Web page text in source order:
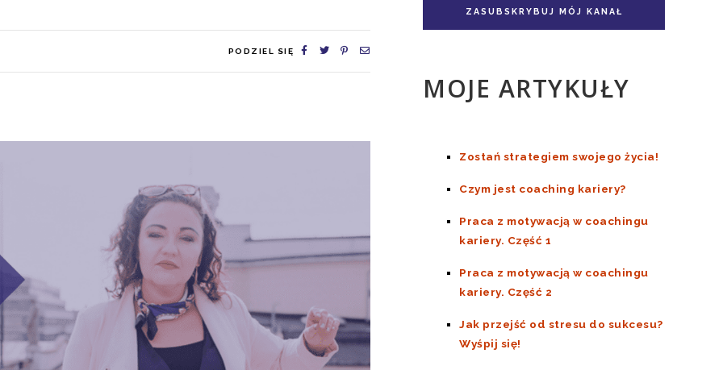
PODZIEL SIĘ
Doskonale Niedoskonali TOM II
ZASUBSKRYBUJ MÓJ KANAŁ
MOJE ARTYKUŁY
Zostań strategiem swojego życia!
Czym jest coaching kariery?
Praca z motywacją w coachingu
kariery. Część 1
Praca z motywacją w coachingu
kariery. Część 2
Jak przejść od stresu do sukcesu?
Wyśpij się!